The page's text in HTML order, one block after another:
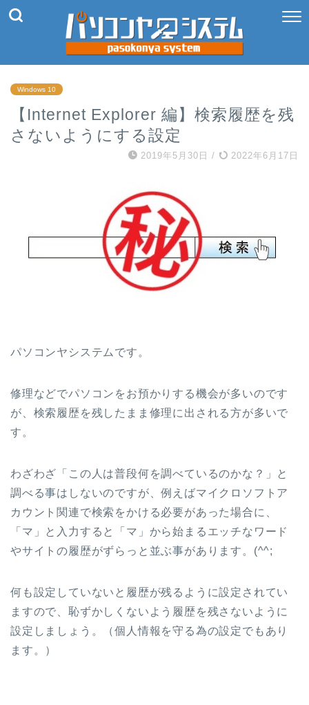
Windows 10
【Internet Explorer 編】検索履歴を残
さないようにする設定
2019年5月30日 / 2022年6月17日
パソコンヤシステムです。
修理などでパソコンをお預かりする機会が多いのです
が、検索履歴を残したまま修理に出される方が多いで
す。
わざわざ「この人は普段何を調べているのかな？」と
調べる事はしないのですが、例えばマイクロソフトア
カウント関連で検索をかける必要があった場合に、
「マ」と入力すると「マ」から始まるエッチなワード
やサイトの履歴がずらっと並ぶ事があります。(^^;
何も設定していないと履歴が残るように設定されてい
ますので、恥ずかしくないよう履歴を残さないように
設定しましょう。（個人情報を守る為の設定でもあり
ます。）